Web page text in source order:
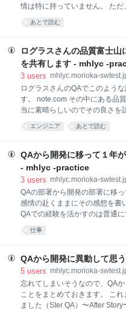
情は特に持っていません。 た
スクラムが嫌いだった頃の話か
い。 スクラムというのがあるら
りました。というのも私はこれ
フォール型の開発しか経験して
とした憧れのようなものがあり
た。XPはとても好きで、エッセ
たいとよく思っていました。 し
が何なのかは知りませんでした
イドというものがあるようです
しよう」みたいな、
あとで読む
ログラスさんの品質富士山
を共有します - mhlyc -
3 users mhlyc.morioka-
ログラスさんのQAでこのよう
す。 note.com その中にある品
当に素晴らしいのでその良さを
品質富士山の詳細はこちらから
8/8(木)_Findy_ワンチームで勝
最初に見た感想 まず「なんて
だ！」と思いました。 それから
んて誠実に作られたモデルなん
ころを言語化したいと思います
なのかわかる これはモデルとし
思います。 パッと見て山だなと
士山、と大変わかりやすい（変
エンジニア あとで読む
QAから開発に移って１年
- mhlyc -practice
3 users mhlyc.morioka-
QAの部署から開発の部署に移っ
感情の赴くままにその感想を書
QAでの経験を活かすのは普通
の経験を活かして高品質なアプ
ます！」と昔の自分は息巻いて
そもQAできてなかった どうし
と過信していたのだろうか？ 僕
６年近くQAをやっていたが、
ているだけで、「ただの設計書
であったり、品質分析とは名ば
仕事
QAから開発に異動して思
5 users mhlyc.morioka-
忘れてしまいそうなので、QA
ことをまとめておきます。 こ
ました（SIer QA）〜After